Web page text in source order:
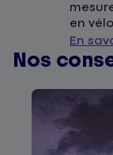
en
En
Nos